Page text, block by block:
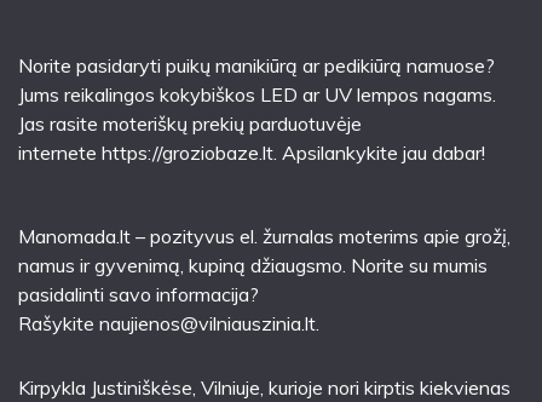
Norite pasidaryti puikų manikiūrą ar pedikiūrą namuose?
Jums reikalingos kokybiškos LED ar UV lempos nagams.
Jas rasite moteriškų prekių parduotuvėje
internete https://groziobaze.lt. Apsilankykite jau dabar!
Manomada.lt – pozityvus el. žurnalas moterims apie grožį,
namus ir gyvenimą, kupiną džiaugsmo. Norite su mumis
pasidalinti savo informacija?
Rašykite naujienos@vilniauszinia.lt.
Kirpykla Justiniškėse, Vilniuje, kurioje nori kirptis kiekvienas